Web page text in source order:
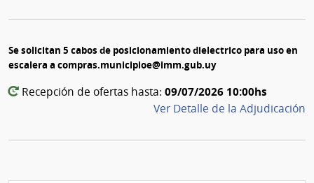
Se solicitan 5 cabos de posicionamiento dielectrico para uso en
escalera a compras.municipioe@imm.gub.uy
Recepción de ofertas hasta: 09/07/2026 10:00hs
Ver Detalle de la Adjudicación